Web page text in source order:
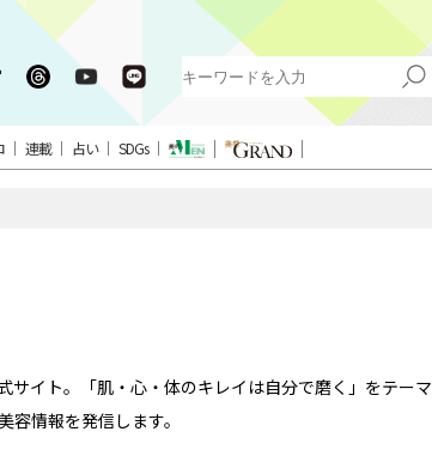
連載 占い SDGs
サイト。「肌・心・体のキレイは自分で磨く」をテーマ
情報を発信します。